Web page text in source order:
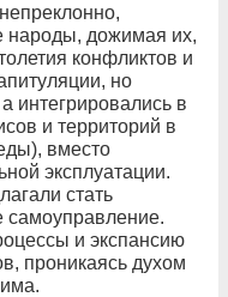
народы, дожимая их,
конфликтов и
но
интегрировались в
и территорий в
вместо
эксплуатации.
стать
самоуправление.
и экспансию
проникаясь духом